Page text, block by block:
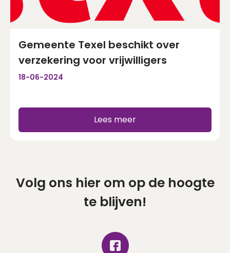
Gemeente Texel beschikt over
verzekering voor vrijwilligers
18-06-2024
Lees meer
Volg ons hier om op de hoogte
te blijven!